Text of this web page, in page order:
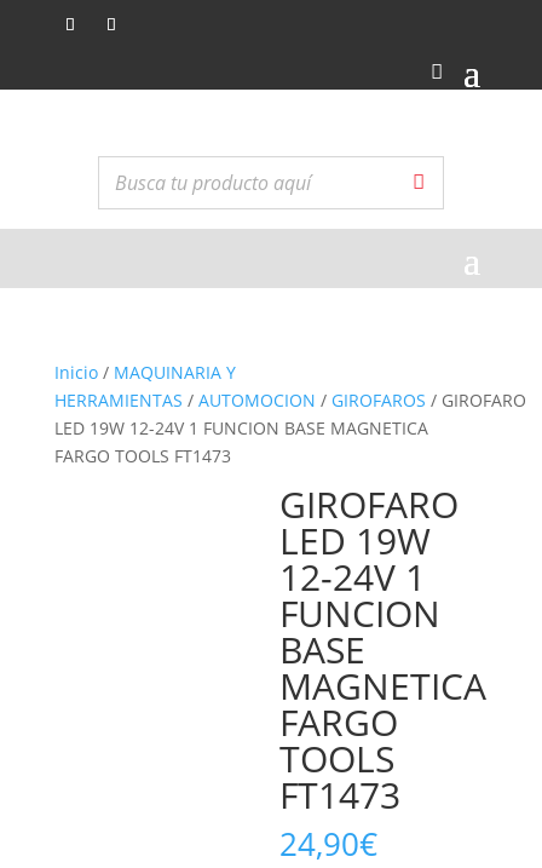
Inicio/ MAQUINARIA Y
HERRAMIENTAS / AUTOMOCION / GIROFAROS / GIROFARO
LED 19W 12-24V 1 FUNCION BASE MAGNETICA
FARGO TOOLS FT1473
GIROFARO
LED 19W
12-24V 1
FUNCION
BASE
MAGNETICA
FARGO
TOOLS
FT1473
24,90€